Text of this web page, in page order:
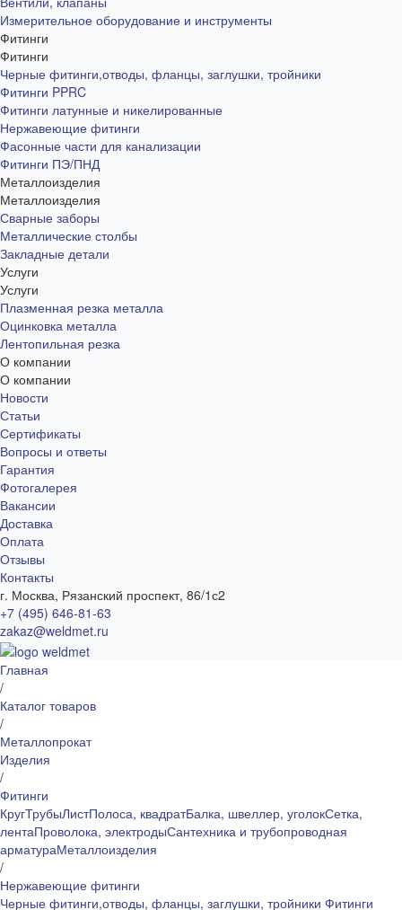
Измерительное оборудование и инструменты
Фитинги
Фитинги
Черные фитинги,отводы, фланцы, заглушки, тройники
Фитинги PPRC
Фитинги латунные и никелированные
Нержавеющие фитинги
Фасонные части для канализации
Фитинги ПЭ/ПНД
Металлоизделия
Металлоизделия
Сварные заборы
Металлические столбы
Закладные детали
Услуги
Услуги
Плазменная резка металла
Оцинковка металла
Лентопильная резка
О компании
О компании
Новости
Статьи
Сертификаты
Вопросы и ответы
Гарантия
Фотогалерея
Вакансии
Доставка
Оплата
Отзывы
Контакты
г. Москва, Рязанский проспект, 86/1с2
+7 (495) 646-81-63
zakaz@weldmet.ru
Главная
/
Каталог товаров
/
Металлопрокат
Изделия
/
Фитинги
КругТрубыЛистПолоса, квадратБалка, швеллер, уголокСетка,
лентаПроволока, электродыСантехника и трубопроводная
арматураМеталлоизделия
/
Нержавеющие фитинги
Черные фитинги,отводы, фланцы, заглушки, тройники Фитинги